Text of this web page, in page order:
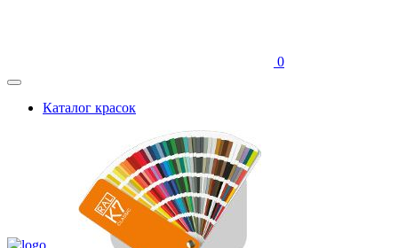
0
Каталог красок